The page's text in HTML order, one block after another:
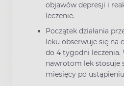
objawów depresji i
leczenie.
Początek działania
leku obserwuje się na
do 4 tygodni leczenia.
nawrotom lek stosuje
miesięcy po